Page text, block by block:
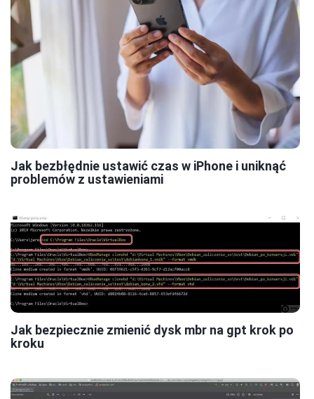
Jak bezbłędnie ustawić czas w iPhone i uniknąć
problemów z ustawieniami
Jak bezpiecznie zmienić dysk mbr na gpt krok po
kroku